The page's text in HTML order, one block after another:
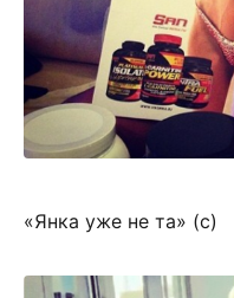
«Янка уже не та» (с)